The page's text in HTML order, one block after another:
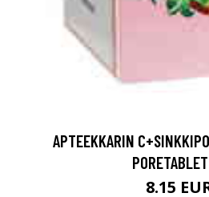
APTEEKKARIN
8.15